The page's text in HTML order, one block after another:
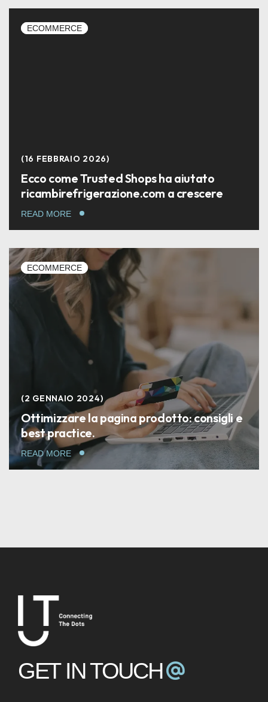
ECOMMERCE
16 FEBBRAIO 2026
Ecco come Trusted Shops ha aiutato
ricambirefrigerazione.com a crescere
READ MORE
ECOMMERCE
2 GENNAIO 2024
Ottimizzare la pagina prodotto: consigli e
best practice.
READ MORE
GET IN TOUCH